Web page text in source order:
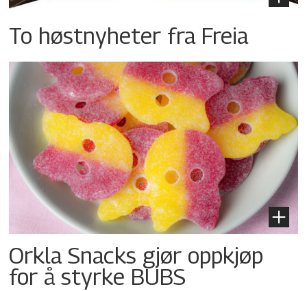
To høstnyheter fra Freia
Orkla Snacks gjør oppkjøp
for å styrke BUBS